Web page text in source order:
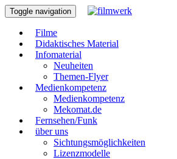
Toggle navigation
Filme
Didaktisches Material
Infomaterial
Neuheiten
Themen-Flyer
Medienkompetenz
Medienkompetenz
Mekomat.de
Fernsehen/Funk
über uns
Sichtungsmöglichkeiten
Lizenzmodelle